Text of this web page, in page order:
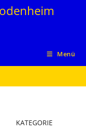
Menü
KATEGORIE